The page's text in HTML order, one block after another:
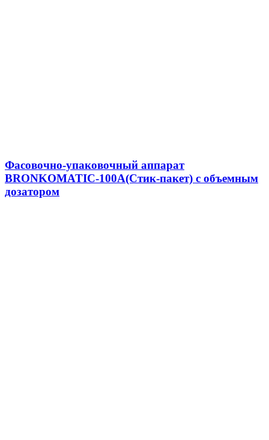
Фасовочно-упаковочный аппарат
BRONKOMATIC-100A(Стик-пакет) с объемным
дозатором